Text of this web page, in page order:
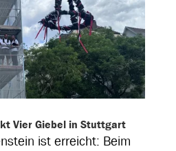
Vier Giebel in Stuttgart
ist erreicht: Beim